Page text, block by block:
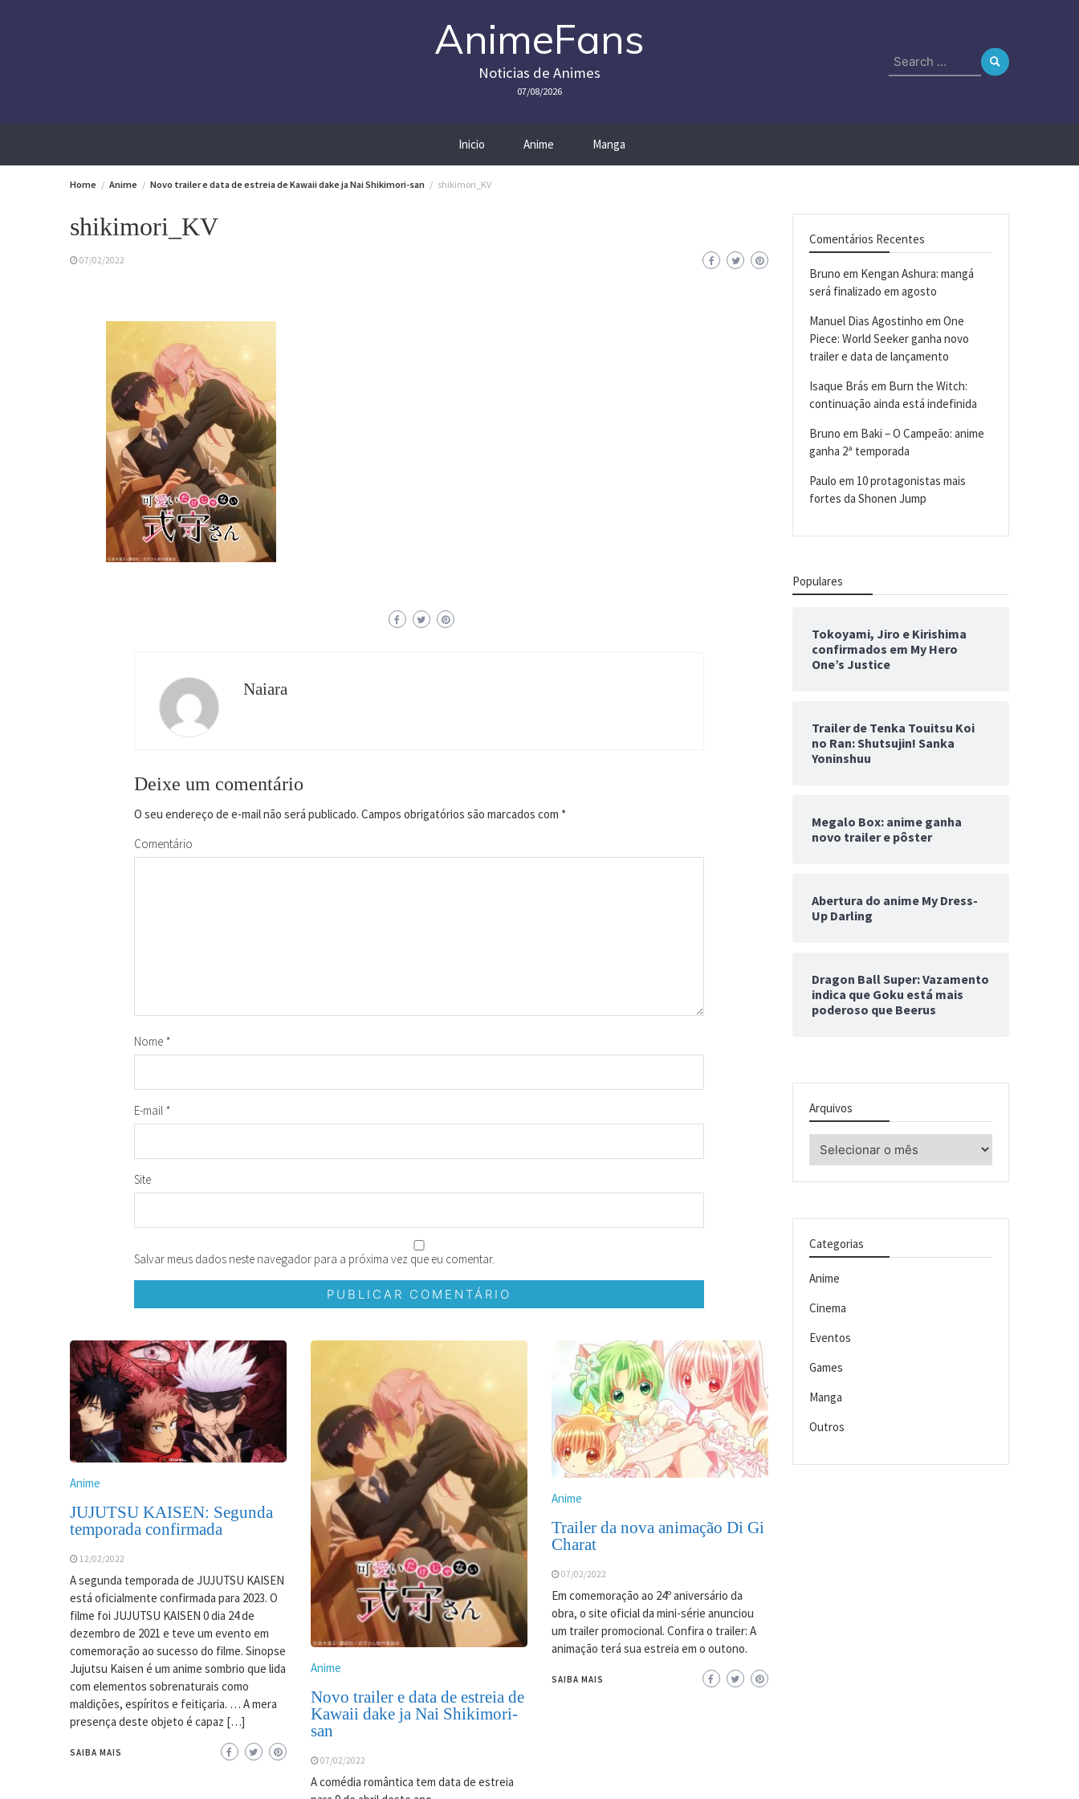
AnimeFans
Noticias de Animes
07/08/2026
Search
for:
Inicio Anime Manga
Home Anime Novo trailer e data de estreia de Kawaii dake ja Nai Shikimori-san shikimori_KV
shikimori_KV
07/02/2022
Naiara
Deixe um comentário
O seu endereço de e-mail não será publicado. Campos obrigatórios são marcados com *
Comentário
Nome *
E-mail *
Site
Salvar meus dados neste navegador para a próxima vez que eu comentar.
Anime
JUJUTSU KAISEN: Segunda
temporada confirmada
12/02/2022
A segunda temporada de JUJUTSU KAISEN
está oficialmente confirmada para 2023. O
filme foi JUJUTSU KAISEN 0 dia 24 de
dezembro de 2021 e teve um evento em
comemoração ao sucesso do filme. Sinopse
Jujutsu Kaisen é um anime sombrio que lida
com elementos sobrenaturais como
maldições, espíritos e feitiçaria. … A mera
presença deste objeto é capaz […]
SAIBA MAIS
Anime
Novo trailer e data de estreia de
Kawaii dake ja Nai Shikimori-
san
07/02/2022
A comédia romântica tem data de estreia
Anime
Trailer da nova animação Di Gi
Charat
07/02/2022
Em comemoração ao 24º aniversário da
obra, o site oficial da mini-série anunciou
um trailer promocional. Confira o trailer: A
animação terá sua estreia em o outono.
SAIBA MAIS
Comentários Recentes
Bruno em Kengan Ashura: mangá
será finalizado em agosto
Manuel Dias Agostinho em One
Piece: World Seeker ganha novo
trailer e data de lançamento
Isaque Brás em Burn the Witch:
continuação ainda está indefinida
Bruno em Baki – O Campeão: anime
ganha 2ª temporada
Paulo em 10 protagonistas mais
fortes da Shonen Jump
Populares
Tokoyami, Jiro e Kirishima
confirmados em My Hero
One’s Justice
Trailer de Tenka Touitsu Koi
no Ran: Shutsujin! Sanka
Yoninshuu
Megalo Box: anime ganha
novo trailer e pôster
Abertura do anime My Dress-
Up Darling
Dragon Ball Super: Vazamento
indica que Goku está mais
poderoso que Beerus
Arquivos
Arquivos
Categorias
Anime
Cinema
Eventos
Games
Manga
Outros